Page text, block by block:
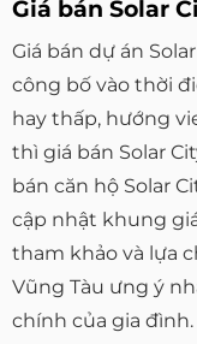
Giá bán Solar
Giá bán dự án
công bố vào thời
hay thấp, hướng
thì giá bán Solar
bán căn hộ Solar
cập nhật khung
tham khảo và lựa
Vũng Tàu ưng ý
chính của gia đình.